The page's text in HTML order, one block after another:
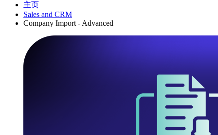
主页
Sales and CRM
Company Import - Advanced